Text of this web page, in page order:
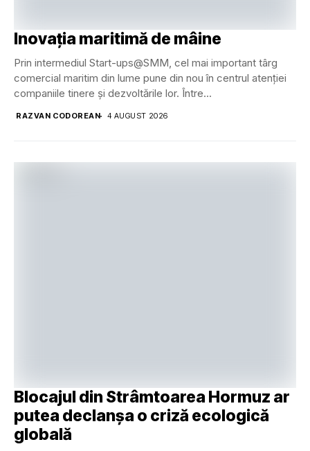
Inovația maritimă de mâine
Prin intermediul Start-ups@SMM, cel mai important târg
comercial maritim din lume pune din nou în centrul atenției
companiile tinere și dezvoltările lor. Între...
RAZVAN CODOREAN 4 AUGUST 2026
Blocajul din Strâmtoarea Hormuz ar
putea declanșa o criză ecologică
globală